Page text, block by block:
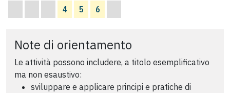
4 5 6
Note di orientamento
Le attività possono includere, a titolo esemplificativo
ma non esaustivo:
sviluppare e applicare principi e pratiche di